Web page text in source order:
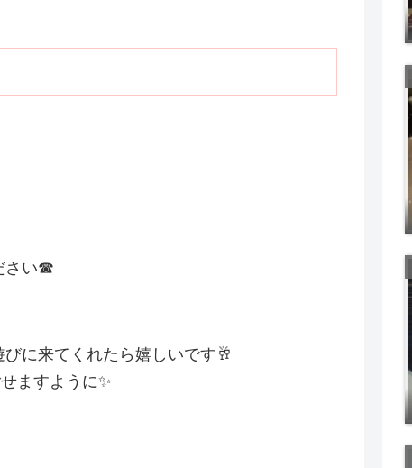
さい☎
に来てくれたら嬉しいです🥂
ますように✨